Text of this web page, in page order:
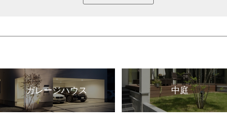
ガレージハウス 中庭